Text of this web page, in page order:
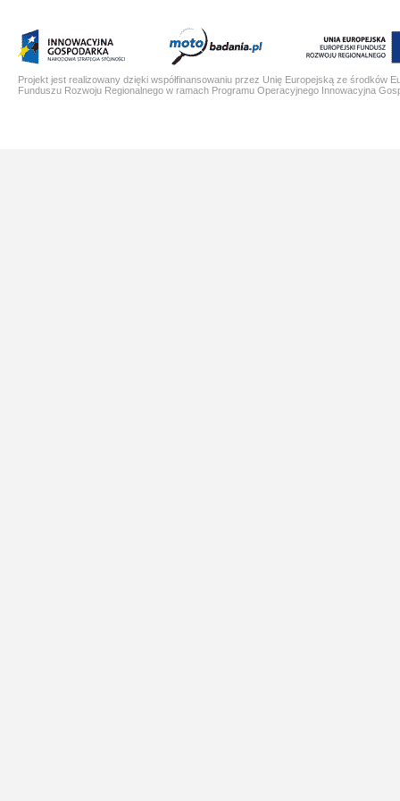
Projekt jest realizowany dzięki współfinansowaniu przez Unię Europejską ze środków
Funduszu Rozwoju Regionalnego w ramach Programu Operacyjnego Innowacyjna